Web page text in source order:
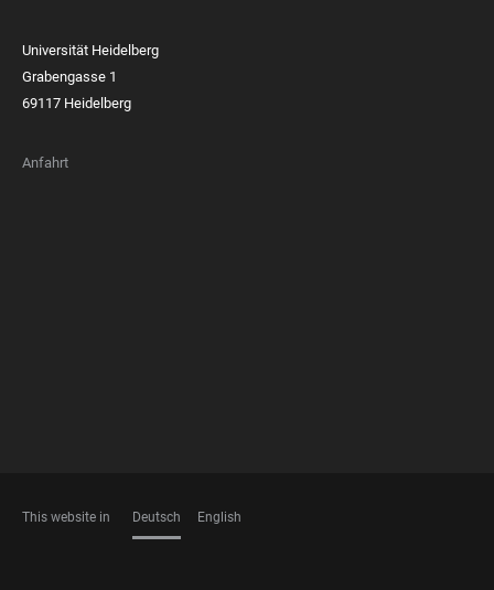
Universität Heidelberg
Grabengasse 1
69117 Heidelberg
Anfahrt
This website in Deutsch English